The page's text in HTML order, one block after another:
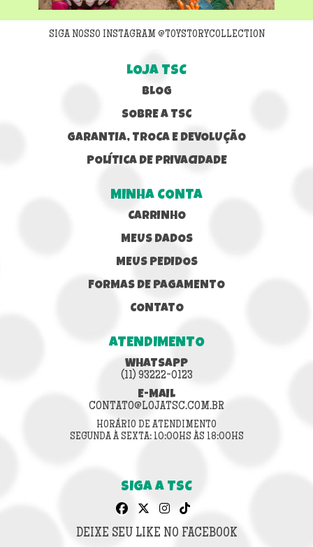
SIGA NOSSO INSTAGRAM @TOYSTORYCOLLECTION
LOJA TSC
BLOG
SOBRE A TSC
GARANTIA, TROCA E DEVOLUÇÃO
POLÍTICA DE PRIVACIDADE
MINHA CONTA
CARRINHO
MEUS DADOS
MEUS PEDIDOS
FORMAS DE PAGAMENTO
CONTATO
ATENDIMENTO
WHATSAPP
(11) 93222-0123
E-MAIL
CONTATO@LOJATSC.COM.BR
HORÁRIO DE ATENDIMENTO
SEGUNDA À SEXTA: 10:00HS ÀS 18:00HS
SIGA A TSC
DEIXE SEU LIKE NO FACEBOOK